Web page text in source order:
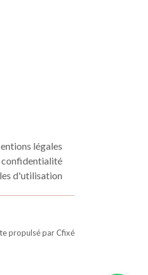
légales
confidentialité
d'utilisation
propulsé parCfixé